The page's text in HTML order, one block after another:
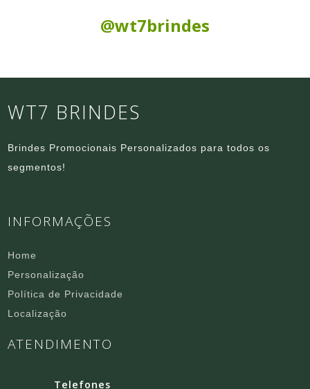
@wt7brindes
WT7 BRINDES
Brindes Promocionais Personalizados para todos os
segmentos!
INFORMAÇÕES
Home
Personalização
Política de Privacidade
Localização
ATENDIMENTO
Telefones